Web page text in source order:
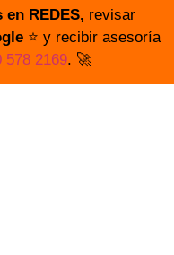
REDES, revisar
⭐️ y recibir asesoría
578 2169. 🚀